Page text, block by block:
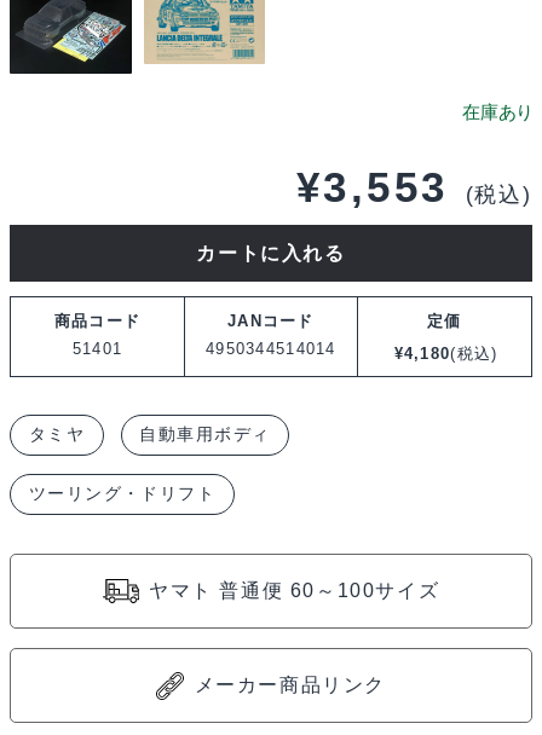
¥3,553 (税込)
SP.1401
1/10RC
ン
チ
ア
イ
テ
カートに入れる
商品コード
51401
JANコード
4950344514014
定価
¥4,180(税込)
タミヤ 自動車用ボディ
ツーリング・ドリフト
ヤマト 普通便 60～100サイズ
メーカー商品リンク